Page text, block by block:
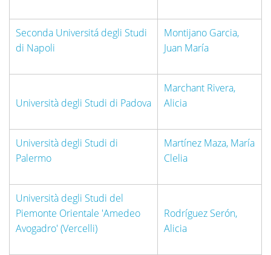
Seconda Universitá degli Studi
di Napoli
Montijano Garcia,
Juan María
Università degli Studi di Padova
Marchant Rivera,
Alicia
Università degli Studi di
Palermo
Martínez Maza, María
Clelia
Università degli Studi del
Piemonte Orientale 'Amedeo
Avogadro' (Vercelli)
Rodríguez Serón,
Alicia